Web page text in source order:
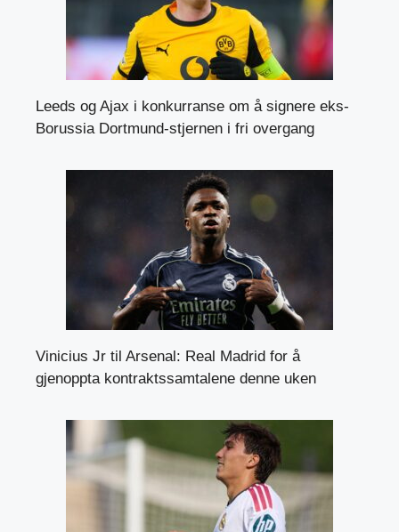
Leeds og Ajax i konkurranse om å signere eks-
Borussia Dortmund-stjernen i fri overgang
Vinicius Jr til Arsenal: Real Madrid for å
gjenoppta kontraktssamtalene denne uken